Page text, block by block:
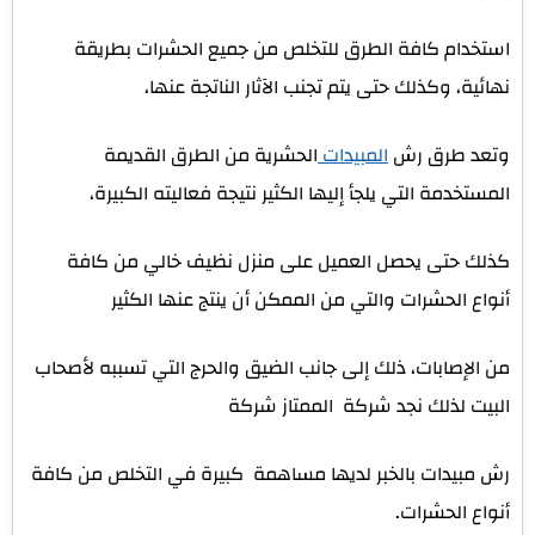
استخدام كافة الطرق للتخلص من جميع الحشرات بطريقة
نهائية، وكذلك حتى يتم تجنب الآثار الناتجة عنها،
وتعد طرق رشالمبيداتالحشرية من الطرق القديمة
المستخدمة التي يلجأ إليها الكثير نتيجة فعاليته الكبيرة،
كذلك حتى يحصل العميل على منزل نظيف خالي من كافة
أنواع الحشرات والتي من الممكن أن ينتج عنها الكثير
من الإصابات، ذلك إلى جانب الضيق والحرج التي تسببه لأصحاب
البيت لذلك نجد شركة الممتاز شركة
رش مبيدات بالخبر لديها مساهمة كبيرة في التخلص من كافة
أنواع الحشرات.